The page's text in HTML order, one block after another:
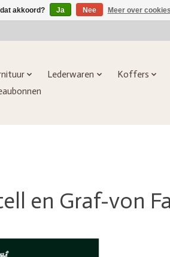
Lederwaren Koffers
en Graf-von
akkoord? Ja Nee Meer over